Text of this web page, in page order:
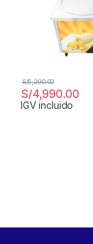
S/4,990.00
S/5,290.00
IGV incluido